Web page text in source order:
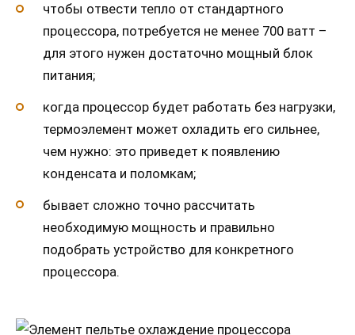
чтобы отвести тепло от стандартного
процессора, потребуется не менее 700 ватт –
для этого нужен достаточно мощный блок
питания;
когда процессор будет работать без нагрузки,
термоэлемент может охладить его сильнее,
чем нужно: это приведет к появлению
конденсата и поломкам;
бывает сложно точно рассчитать
необходимую мощность и правильно
подобрать устройство для конкретного
процессора.